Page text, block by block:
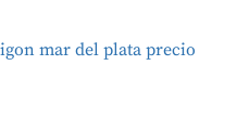
mar del plata precio